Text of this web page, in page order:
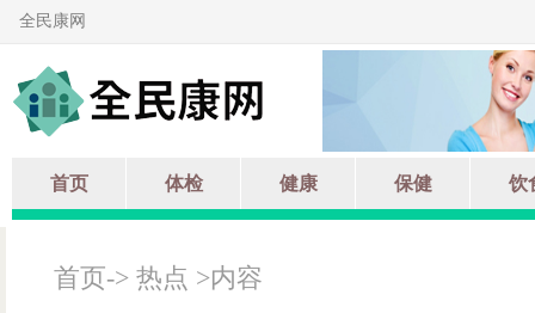
全民康网
首页 体检 健康 保健 饮
首页-> 热点 >内容